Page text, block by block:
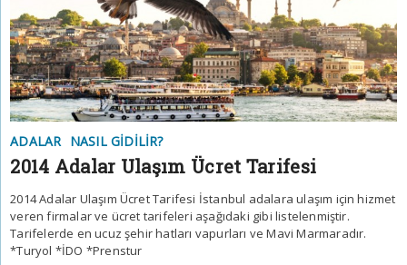
ADALAR NASIL GIDILIR?
2014 Adalar Ulaşım Ücret Tarifesi
2014 Adalar Ulaşım Ücret Tarifesi İstanbul adalara ulaşım için hizmet
veren firmalar ve ücret tarifeleri aşağıdaki gibi listelenmiştir.
Tarifelerde en ucuz şehir hatları vapurları ve Mavi Marmaradır.
*Turyol *İDO *Prenstur